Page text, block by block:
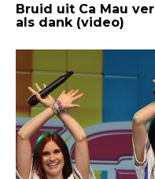
Bruid uit Ca Mau
als dank (video)